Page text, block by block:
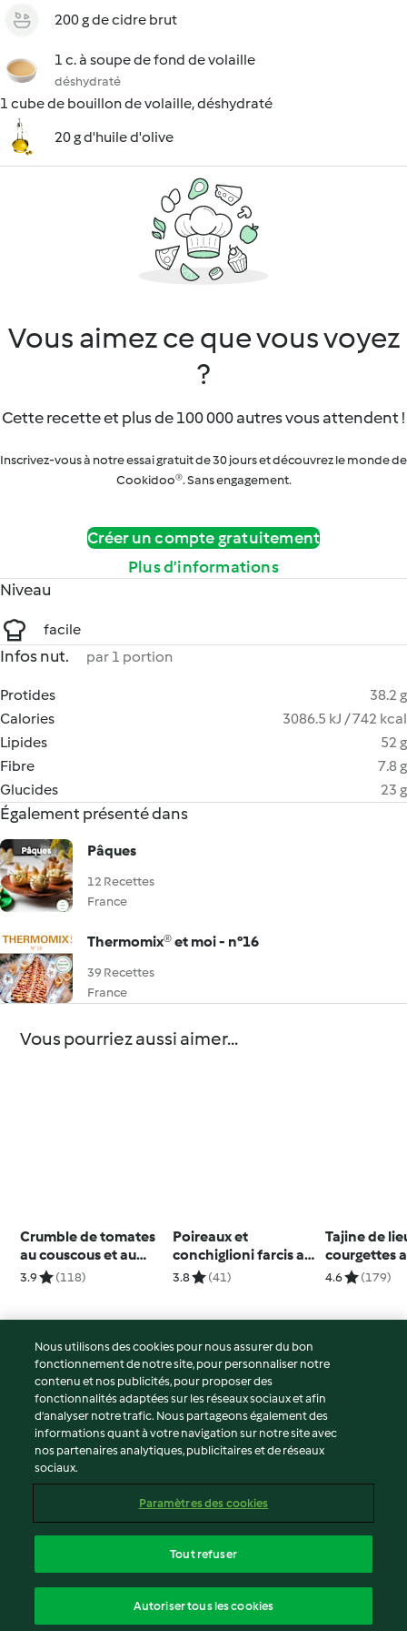
200 g de cidre brut
1 c. à soupe de fond de volaille
déshydraté
1 cube de bouillon de volaille, déshydraté
20 g d'huile d'olive
Vous aimez ce que vous voyez
?
Cette recette et plus de 100 000 autres vous attendent !
Inscrivez-vous à notre essai gratuit de 30 jours et découvrez le monde de
Cookidoo®. Sans engagement.
Créer un compte gratuitement
Plus d’informations
Niveau
facile
Infos nut. par 1 portion
Protides
38.2 g
Calories
3086.5 kJ / 742 kcal
Lipides
52 g
Fibre
7.8 g
Glucides
23 g
Également présenté dans
Pâques
12 Recettes
France
Thermomix® et moi - n°16
39 Recettes
France
Vous pourriez aussi aimer...
Crumble de tomates
au couscous et au
safran
3.9 (118)
Poireaux et
conchiglioni farcis au
veau
3.8 (41)
Tajine de
courgettes
4.6 (179)
© Copyright 2026
Conditions d'utilisation
Politique de confidentialité
Non-responsabilité
Mentions légales
Contenu du rapport
Déclaration d'accessibilité
Nous utilisons des cookies pour nous assurer du bon
fonctionnement de notre site, pour personnaliser notre
contenu et nos publicités, pour proposer des
fonctionnalités adaptées sur les réseaux sociaux et afin
d’analyser notre trafic. Nous partageons également des
informations quant à votre navigation sur notre site avec
nos partenaires analytiques, publicitaires et de réseaux
sociaux.
Paramètres des cookies
Tout refuser
Autoriser tous les cookies